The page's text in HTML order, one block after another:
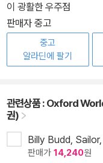
이 광활한 우주점
판매자 중고
중고
알라딘에 팔기
관련상품 :Oxford
권)
Billy Budd,
판매가 14,240원